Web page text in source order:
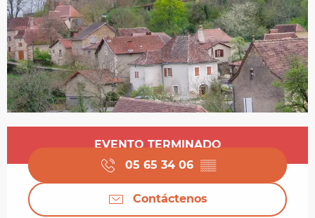
Horarios y datos de contacto
EVENTO TERMINADO
05 65 34 06 ▒▒
Contáctenos